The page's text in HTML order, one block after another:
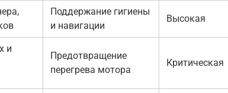
Поддержание гигиены
и навигации
Высокая
и
Предотвращение
перегрева мотора
Критическая